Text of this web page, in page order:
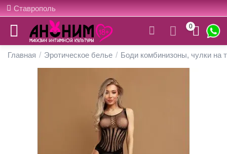
Ставрополь
0
Главная / Эротическое белье / Боди комбинизоны, чулки на